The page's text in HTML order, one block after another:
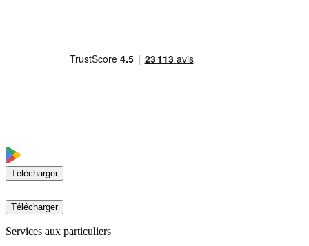
Télécharger
Télécharger
Services aux particuliers